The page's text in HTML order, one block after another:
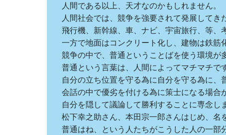
人間である以上、天才なのかもしれません。
人間社会では、競争を強要されて発展してき
飛行機、新幹線、車、ナビ、宇宙旅行、等、
一方で地面はコンクリート化し、建物は鉄筋
競争の中で、普通ということばを使う環境が
普通という言葉は、人間によってマチマチで
自分の立ち位置を守る為に自分を守る為に、
会話の中で優劣を付ける為に策士になる場合
自分を隠して議論して勝利することに専念し
松下幸之助さん、本田宗一郎さんはじめ、名
普通はね、という人たちがこうした人の一部